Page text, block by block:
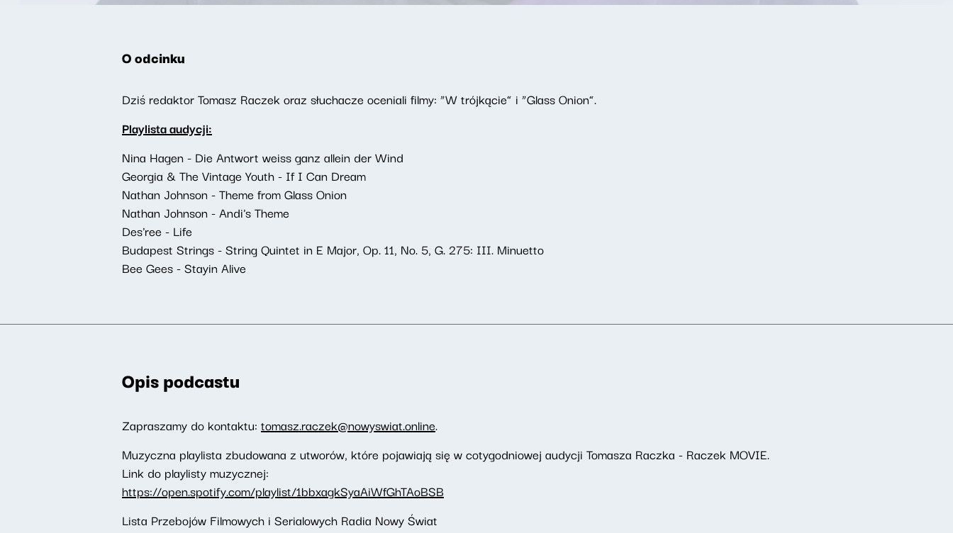
O odcinku
Dziś redaktor Tomasz Raczek oraz słuchacze oceniali filmy: “W trójkącie” i “Glass Onion”.
Playlista audycji:
Nina Hagen - Die Antwort weiss ganz allein der Wind
Georgia & The Vintage Youth - If I Can Dream
Nathan Johnson - Theme from Glass Onion
Nathan Johnson - Andi's Theme
Des'ree - Life
Budapest Strings - String Quintet in E Major, Op. 11, No. 5, G. 275: III. Minuetto
Bee Gees - Stayin Alive
Opis podcastu
Zapraszamy do kontaktu: tomasz.raczek@nowyswiat.online.
Muzyczna playlista zbudowana z utworów, które pojawiają się w cotygodniowej audycji Tomasza Raczka - Raczek MOVIE.
Link do playlisty muzycznej:
https://open.spotify.com/playlist/1bbxagkSyaAiWfGhTAoBSB
Lista Przebojów Filmowych i Serialowych Radia Nowy Świat